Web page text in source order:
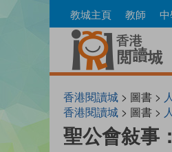
to
教城主頁 教師
香港閱讀城 > 圖書 >
香港閱讀城 > 圖書 >
聖公會敍事